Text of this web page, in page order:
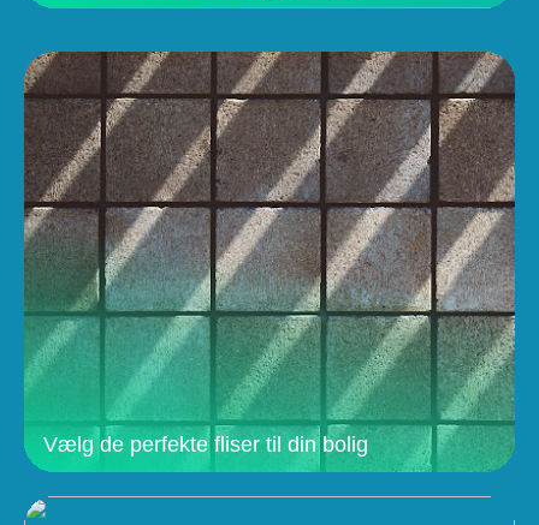
Vælg de perfekte fliser til din bolig